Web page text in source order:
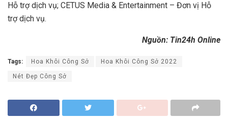
Hỗ trợ dịch vụ; CETUS Media & Entertainment – Đơn vị Hỗ
trợ dịch vụ.
Nguồn: Tin24h Online
Tags: Hoa Khôi Công Sở Hoa Khôi Công Sở 2022
Nét Đẹp Công Sở